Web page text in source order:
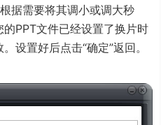
据需要将其调小或调大秒
PPT文件已经设置了换片时
设置好后点击“确定”返回。